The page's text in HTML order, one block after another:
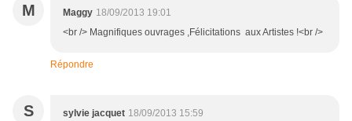
M Maggy 18/09/2013 19:01
<br /> Magnifiques ouvrages ,Félicitations aux Artistes !<br />
Répondre
S sylvie jacquet 18/09/2013 15:59